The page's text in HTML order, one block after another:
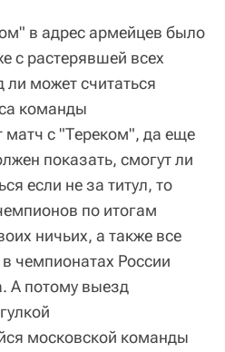
в адрес армейцев было
с растерявшей всех
может считаться
команды
матч с "Тереком", да еще
показать, смогут ли
если не за титул, то
по итогам
ничьих, а также все
чемпионатах России
А потому выезд
московской команды